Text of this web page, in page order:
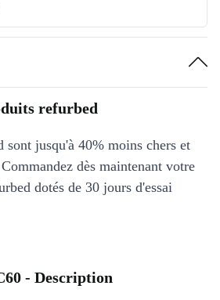
refurbed
sont jusqu'à 40% moins chers et
dès maintenant votre
dotés de 30 jours d'essai
- Description